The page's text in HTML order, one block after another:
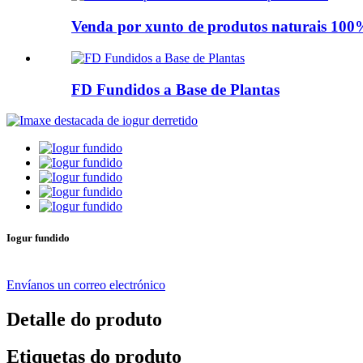
Venda por xunto de produtos naturais
FD Fundidos a Base de Plantas
Iogur fundido
Envíanos un correo electrónico
Detalle do produto
Etiquetas do produto